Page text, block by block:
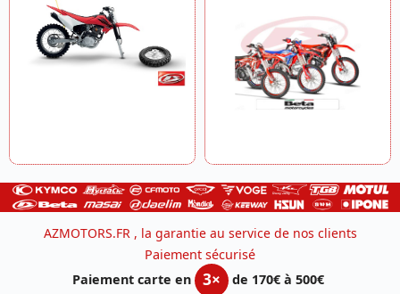
AZMOTORS.FR , la garantie au service de nos clients
Paiement sécurisé
Paiement carte en
3×
de 170€ à 500€